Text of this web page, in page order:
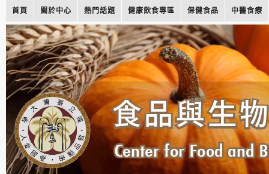
首頁 關於中心 熱門話題 健康飲食專區 保健食品 中醫食療